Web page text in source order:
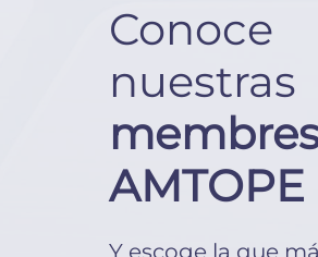
Conoce
nuestras
AMTOPE
Y escoge la que